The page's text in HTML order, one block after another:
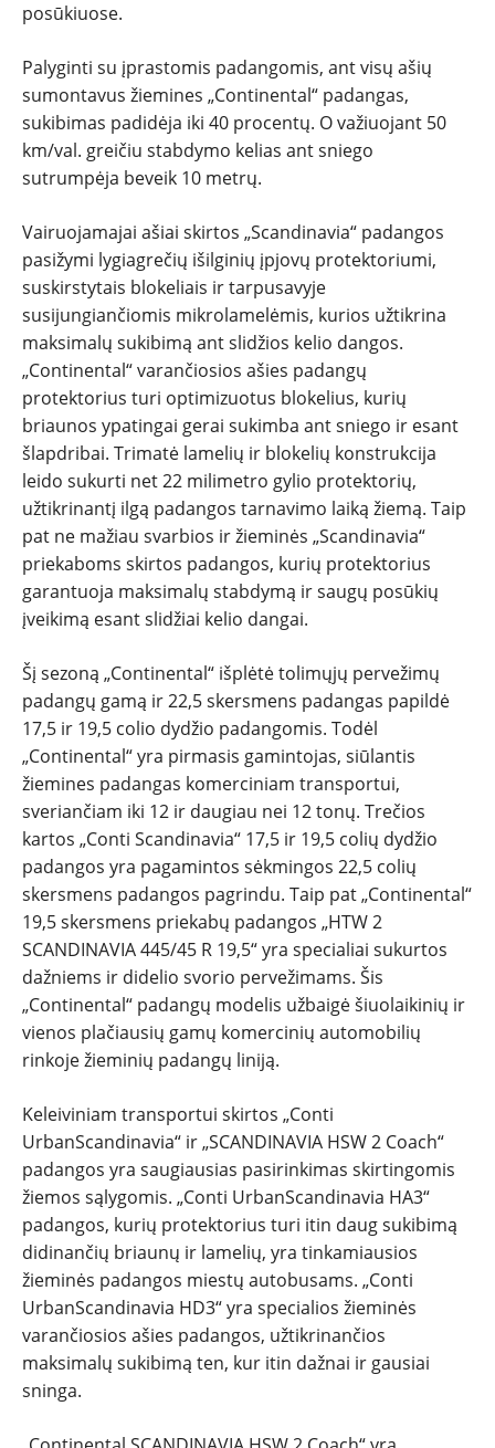
posūkiuose.
Palyginti su įprastomis padangomis, ant visų ašių
sumontavus žiemines „Continental“ padangas,
sukibimas padidėja iki 40 procentų. O važiuojant 50
km/val. greičiu stabdymo kelias ant sniego
sutrumpėja beveik 10 metrų.
Vairuojamajai ašiai skirtos „Scandinavia“ padangos
pasižymi lygiagrečių išilginių įpjovų protektoriumi,
suskirstytais blokeliais ir tarpusavyje
susijungiančiomis mikrolamelėmis, kurios užtikrina
maksimalų sukibimą ant slidžios kelio dangos.
„Continental“ varančiosios ašies padangų
protektorius turi optimizuotus blokelius, kurių
briaunos ypatingai gerai sukimba ant sniego ir esant
šlapdribai. Trimatė lamelių ir blokelių konstrukcija
leido sukurti net 22 milimetro gylio protektorių,
užtikrinantį ilgą padangos tarnavimo laiką žiemą. Taip
pat ne mažiau svarbios ir žieminės „Scandinavia“
priekaboms skirtos padangos, kurių protektorius
garantuoja maksimalų stabdymą ir saugų posūkių
įveikimą esant slidžiai kelio dangai.
Šį sezoną „Continental“ išplėtė tolimųjų pervežimų
padangų gamą ir 22,5 skersmens padangas papildė
17,5 ir 19,5 colio dydžio padangomis. Todėl
„Continental“ yra pirmasis gamintojas, siūlantis
žiemines padangas komerciniam transportui,
sveriančiam iki 12 ir daugiau nei 12 tonų. Trečios
kartos „Conti Scandinavia“ 17,5 ir 19,5 colių dydžio
padangos yra pagamintos sėkmingos 22,5 colių
skersmens padangos pagrindu. Taip pat „Continental“
19,5 skersmens priekabų padangos „HTW 2
SCANDINAVIA 445/45 R 19,5“ yra specialiai sukurtos
dažniems ir didelio svorio pervežimams. Šis
„Continental“ padangų modelis užbaigė šiuolaikinių ir
vienos plačiausių gamų komercinių automobilių
rinkoje žieminių padangų liniją.
Keleiviniam transportui skirtos „Conti
UrbanScandinavia“ ir „SCANDINAVIA HSW 2 Coach“
padangos yra saugiausias pasirinkimas skirtingomis
žiemos sąlygomis. „Conti UrbanScandinavia HA3“
padangos, kurių protektorius turi itin daug sukibimą
didinančių briaunų ir lamelių, yra tinkamiausios
žieminės padangos miestų autobusams. „Conti
UrbanScandinavia HD3“ yra specialios žieminės
varančiosios ašies padangos, užtikrinančios
maksimalų sukibimą ten, kur itin dažnai ir gausiai
sninga.